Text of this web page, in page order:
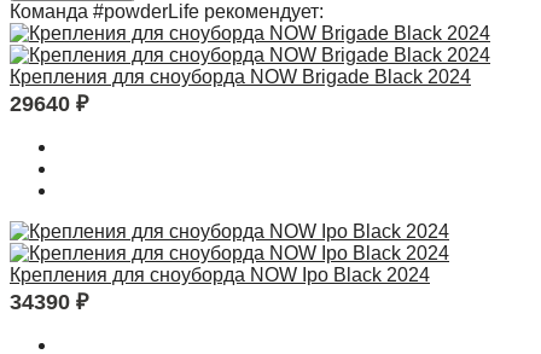
Команда #powderLife рекомендует:
Крепления для сноуборда NOW Brigade Black 2024
29640 ₽
Крепления для сноуборда NOW Ipo Black 2024
34390 ₽